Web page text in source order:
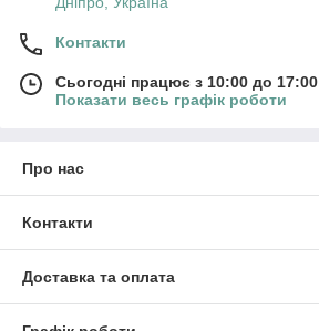
Контакти
Сьогодні працює з 10:00 до 17:00
Показати весь графік роботи
Про нас
Контакти
Доставка та оплата